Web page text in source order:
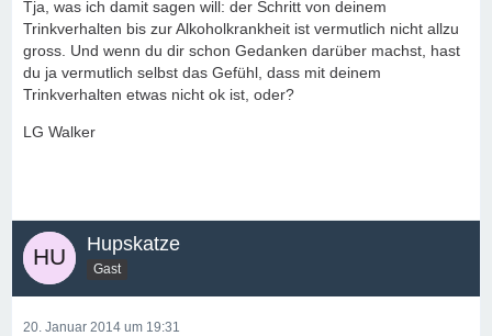
Tja, was ich damit sagen will: der Schritt von deinem
Trinkverhalten bis zur Alkoholkrankheit ist vermutlich nicht allzu
gross. Und wenn du dir schon Gedanken darüber machst, hast
du ja vermutlich selbst das Gefühl, dass mit deinem
Trinkverhalten etwas nicht ok ist, oder?
LG Walker
Hupskatze
Gast
20. Januar 2014 um 19:31